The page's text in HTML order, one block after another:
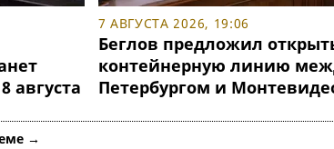
августа
7 АВГУСТА 2026, 19:06
Беглов предложил
контейнерную линию
Петербургом и
→